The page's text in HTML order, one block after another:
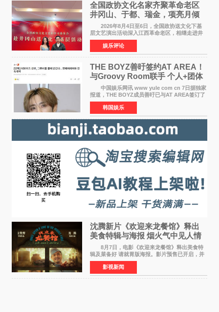
全国政协文化名家齐聚革命老区
井冈山、于都、瑞金，项亮月倾
情献唱《桃花谣》致敬红色沃土
2026年8月4日至6日，全国政协送文化下基
层文艺演出活动深入江西革命老区，相继走进井
冈山、于都长征出发地、瑞金三地。由全国政协
文化文史和学习委员会副主任、甘肃省政协原主
席欧阳坚率团，一
娱乐评论
THE BOYZ善旴签约AT AREA！
与Groovy Room联手 个人+团体
活动并行
中国娱乐网讯 www yule com cn 7日据独家
报道，THE BOYZ成员善旴已与AT AREA签订了
专属合约。AT AREA是由知名制作人组合
Groovy Room创立的hip-hop厂牌，旗下拥有多
位实力派音乐人，在韩
韩国娱乐
沈腾新片《欢迎来龙餐馆》释出
美食特辑与海报 烟火气中见人情
温暖
8月7日，电影《欢迎来龙餐馆》释出美食特
辑及菜备好 请就胃版海报。影片预售已开启，并
将于8月8日至10日14:00-21:00举行全国超前点
映。电影《欢迎来龙餐馆》作为战争美食喜剧大
片，讲述了中国
影视新闻